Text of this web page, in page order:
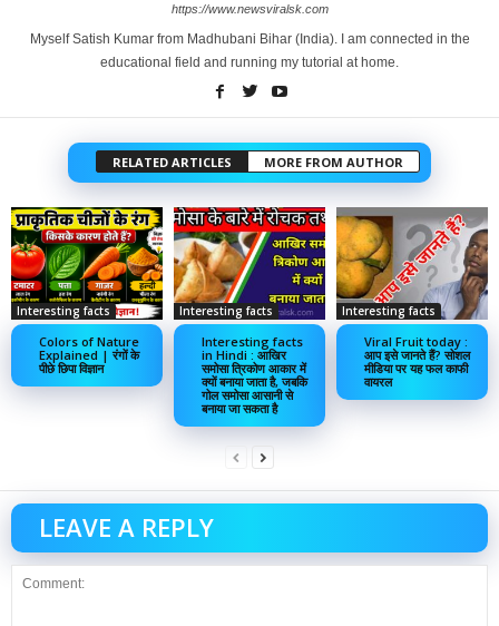
https://www.newsviralsk.com
Myself Satish Kumar from Madhubani Bihar (India). I am connected in the
educational field and running my tutorial at home.
RELATED ARTICLES MORE FROM AUTHOR
Interesting facts
Colors of Nature
Explained | रंगों के
पीछे छिपा विज्ञान
Interesting facts
Interesting facts
in Hindi : आखिर
समोसा त्रिकोण आकार में
क्यों बनाया जाता है, जबकि
गोल समोसा आसानी से
बनाया जा सकता है
Interesting facts
Viral Fruit today :
आप इसे जानते हैं? सोशल
मीडिया पर यह फल काफी
वायरल
LEAVE A REPLY